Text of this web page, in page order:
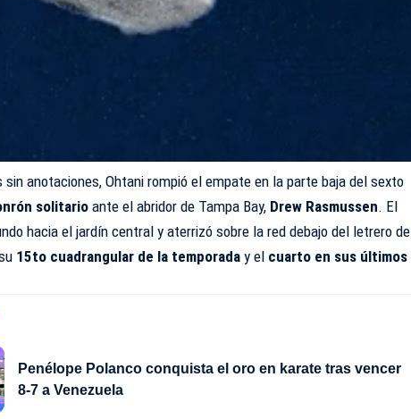
sin anotaciones, Ohtani rompió el empate en la parte baja del sexto
solitario ante el abridor de Tampa Bay, Drew Rasmussen. El
hacia el jardín central y aterrizó sobre la red debajo del letrero de
15to cuadrangular de la temporada y el cuarto en sus últimos
Penélope Polanco conquista el oro en karate tras vencer
8-7 a Venezuela